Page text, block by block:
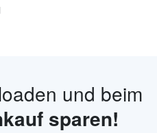
und beim
sparen!